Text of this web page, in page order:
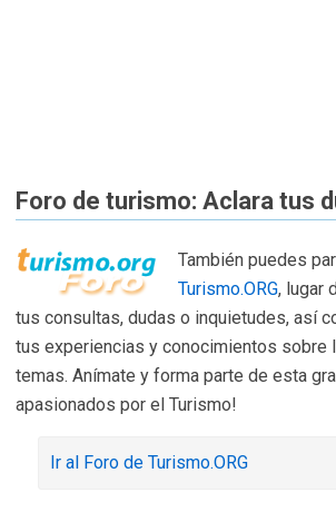
Foro de turismo: Aclara tus
También puedes
Turismo.ORG, lugar
tus consultas, dudas o inquietudes, así
tus experiencias y conocimientos sobre
temas. Anímate y forma parte de esta
apasionados por el Turismo!
Ir al Foro de Turismo.ORG